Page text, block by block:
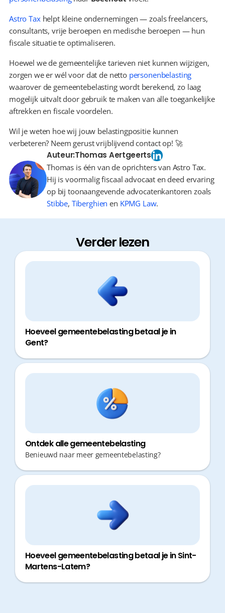
Astro Tax helpt kleine ondernemingen — zoals freelancers,
consultants, vrije beroepen en medische beroepen — hun
fiscale situatie te optimaliseren.
Hoewel we de gemeentelijke tarieven niet kunnen wijzigen,
zorgen we er wél voor dat de netto personenbelasting
waarover de gemeentebelasting wordt berekend, zo laag
mogelijk uitvalt door gebruik te maken van alle toegankelijke
aftrekken en fiscale voordelen.
Wil je weten hoe wij jouw belastingpositie kunnen
verbeteren? Neem gerust vrijblijvend contact op! 🚀
Auteur:Thomas Aertgeerts
Thomas is één van de oprichters van Astro Tax.
Hij is voormalig fiscaal advocaat en deed ervaring
op bij toonaangevende advocatenkantoren zoals
Stibbe, Tiberghien en KPMG Law.
Verder lezen
Hoeveel gemeentebelasting betaal je in
Gent?
Ontdek alle gemeentebelasting
Benieuwd naar meer gemeentebelasting?
Hoeveel gemeentebelasting betaal je in Sint-
Martens-Latem?